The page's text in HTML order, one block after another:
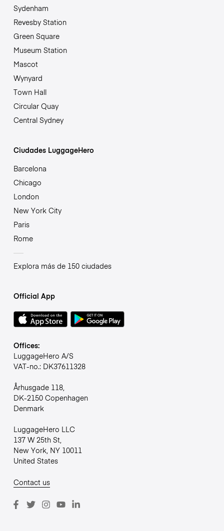
Sydenham
Revesby Station
Green Square
Museum Station
Mascot
Wynyard
Town Hall
Circular Quay
Central Sydney
Ciudades LuggageHero
Barcelona
Chicago
London
New York City
Paris
Rome
Explora más de 150 ciudades
Official App
Offices:
LuggageHero A/S
VAT-no.: DK37611328
Århusgade 118,
DK-2150 Copenhagen
Denmark
LuggageHero LLC
137 W 25th St,
New York, NY 10011
United States
Contact us